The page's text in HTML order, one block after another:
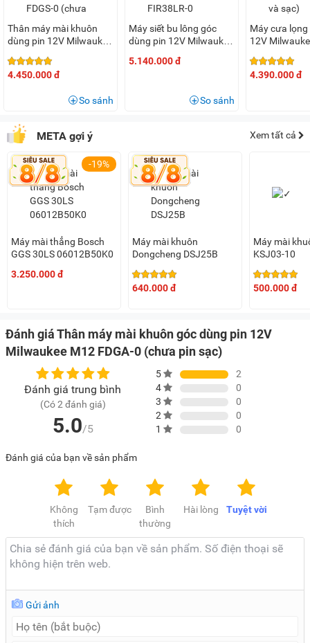
Thân máy mài khuôn
dùng pin 12V Milwaukee
sạc)
4.450.000 đ
So sánh
Máy siết bu lông góc
dùng pin 12V Milwaukee
pin và sạc)
5.140.000 đ
So sánh
Máy cưa
12V
4.390.000 đ
META gợi ý Xem tất cả
-19%
Máy mài thẳng Bosch
GGS 30LS 06012B50K0
3.250.000 đ
Máy mài khuôn
Dongcheng DSJ25B
640.000 đ
Máy mài
KSJ03-10
500.000 đ
Đánh giá Thân máy mài khuôn góc dùng pin 12V
Milwaukee M12 FDGA-0 (chưa pin sạc)
Đánh giá trung bình
(Có 2 đánh giá)
5.0/5
5
2
4
0
3
0
2
0
1
0
Đánh giá của bạn về sản phẩm
Tuyệt vời
Hài lòng
Bình
thường
Tạm được
Không
thích
Gửi ảnh